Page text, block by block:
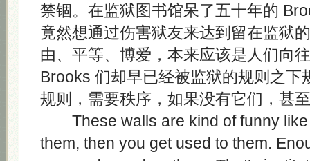
禁锢。在监狱图书馆呆了五十年的
竟然想通过伤害狱友来达到留在监狱
由、平等、博爱，本来应该是人们向
Brooks 们却早已经被监狱的规则之下
规则，需要秩序，如果没有它们，甚
These walls are kind of funny like
them, then you get used to them.